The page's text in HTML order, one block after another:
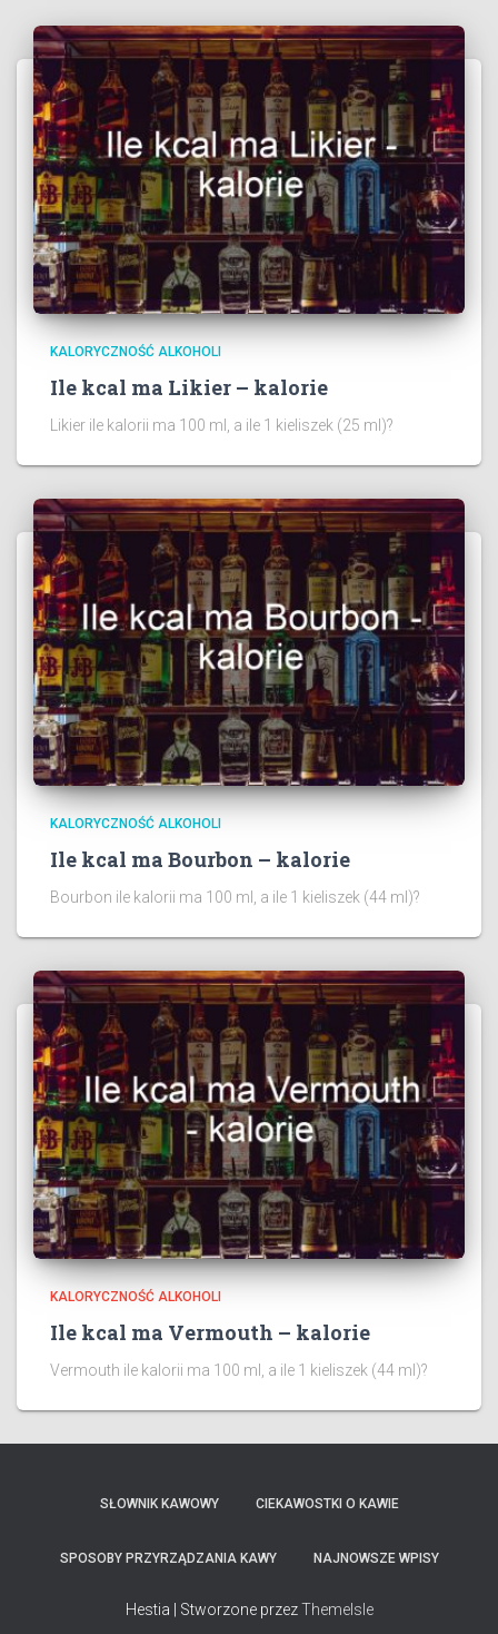
KALORYCZNOŚĆ ALKOHOLI
Ile kcal ma Likier – kalorie
Likier ile kalorii ma 100 ml, a ile 1 kieliszek (25 ml)?
KALORYCZNOŚĆ ALKOHOLI
Ile kcal ma Bourbon – kalorie
Bourbon ile kalorii ma 100 ml, a ile 1 kieliszek (44 ml)?
KALORYCZNOŚĆ ALKOHOLI
Ile kcal ma Vermouth – kalorie
Vermouth ile kalorii ma 100 ml, a ile 1 kieliszek (44 ml)?
SŁOWNIK KAWOWY CIEKAWOSTKI O KAWIE
SPOSOBY PRZYRZĄDZANIA KAWY NAJNOWSZE WPISY
Hestia | Stworzone przezThemeIsle